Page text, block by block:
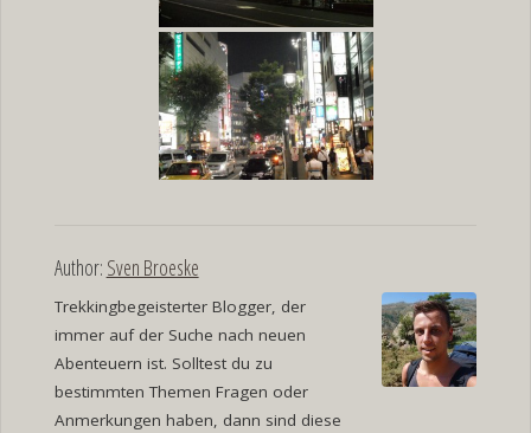
Author: Sven Broeske
Trekkingbegeisterter Blogger, der
immer auf der Suche nach neuen
Abenteuern ist. Solltest du zu
bestimmten Themen Fragen oder
Anmerkungen haben, dann sind diese